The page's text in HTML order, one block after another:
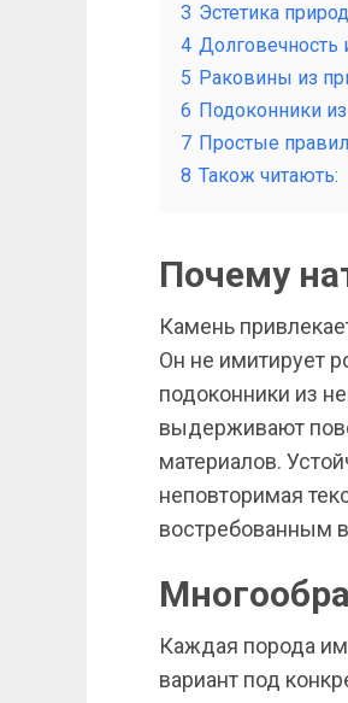
3 Эстетика
4 Долговечность
5 Раковины из
6 Подоконники
7 Простые
8 Також читають:
Почему
Камень
Он не имитирует
подоконники из
выдерживают
материалов.
неповторимая
востребованным
Каждая порода
вариант под